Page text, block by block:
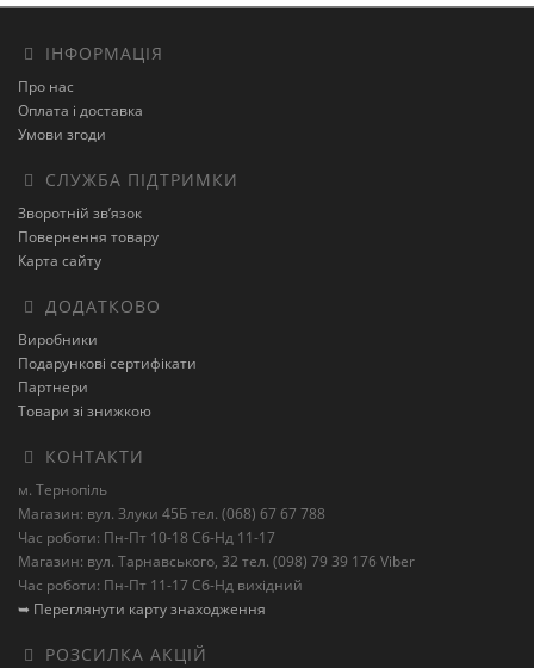
ІНФОРМАЦІЯ
Про нас
Оплата і доставка
Умови згоди
СЛУЖБА ПІДТРИМКИ
Зворотній зв’язок
Повернення товару
Карта сайту
ДОДАТКОВО
Виробники
Подарункові сертифікати
Партнери
Товари зі знижкою
КОНТАКТИ
м. Тернопіль
Магазин: вул. Злуки 45Б тел. (068) 67 67 788
Час роботи: Пн-Пт 10-18 Сб-Нд 11-17
Магазин: вул. Тарнавського, 32 тел. (098) 79 39 176 Viber
Час роботи: Пн-Пт 11-17 Сб-Нд вихідний
➥ Переглянути карту знаходження
РОЗСИЛКА АКЦІЙ